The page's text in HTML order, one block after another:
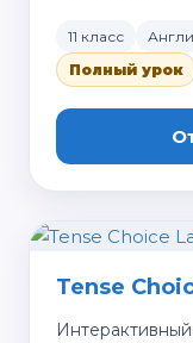
11 класс
Полный урок
Tense
Интерактивный